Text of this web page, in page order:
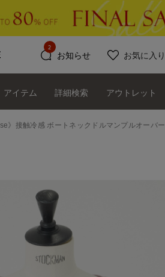
お知らせ
2
お気に入り
アイテム 詳細検索 アウトレット
》接触冷感 ボートネックドルマンプルオーバー